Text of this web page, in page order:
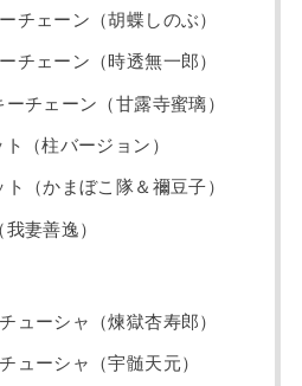
チェーン（胡蝶しのぶ）
チェーン（時透無一郎）
チェーン（甘露寺蜜璃）
（柱バージョン）
（かまぼこ隊＆禰豆子）
妻善逸）
ューシャ（煉獄杏寿郎）
ューシャ（宇髄天元）